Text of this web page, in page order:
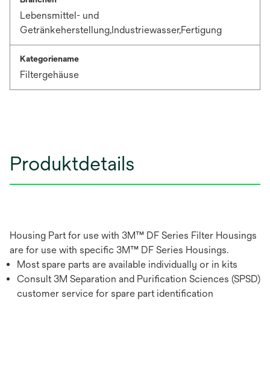
Lebensmittel- und
Getränkeherstellung,Industriewasser,Fertigung
Kategoriename
Filtergehäuse
Produktdetails
Housing Part for use with 3M™ DF Series Filter Housings
are for use with specific 3M™ DF Series Housings.
Most spare parts are available individually or in kits
Consult 3M Separation and Purification Sciences (SPSD)
customer service for spare part identification